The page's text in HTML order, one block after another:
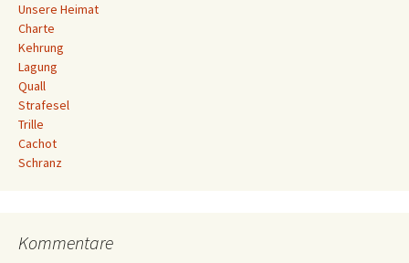
Unsere Heimat
Charte
Kehrung
Lagung
Quall
Strafesel
Trille
Cachot
Schranz
Kommentare